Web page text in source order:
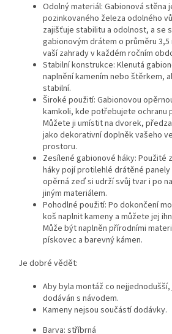
Odolný materiál: Gabionová stěna
pozinkovaného železa odolného
zajišťuje stabilitu a odolnost, a se
gabionovým drátem o průměru
vaší zahrady v každém ročním
Stabilní konstrukce: Klenutá
naplnění kamením nebo štěrkem,
stabilní.
Široké použití: Gabionovou
kamkoli, kde potřebujete ochranu
Můžete ji umístit na dvorek,
jako dekorativní doplněk vašeho
prostoru.
Zesílené gabionové háky: Použité
háky pojí protilehlé drátěné
opěrná zeď si udrží svůj tvar i po
jiným materiálem.
Pohodlné použití: Po dokončení
koš naplnit kameny a můžete jej
Může být naplněn přírodními
pískovec a barevný kámen.
Je dobré vědět:
Aby byla montáž co
dodáván s návodem.
Kameny nejsou součástí dodávky.
Barva: stříbrná